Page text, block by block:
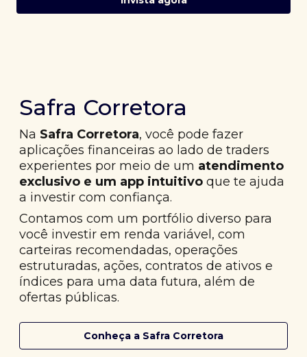
Safra Corretora
Na Safra Corretora, você pode fazer
aplicações financeiras ao lado de traders
experientes por meio de um atendimento
exclusivo e um app intuitivo que te ajuda
a investir com confiança.
Contamos com um portfólio diverso para
você investir em renda variável, com
carteiras recomendadas, operações
estruturadas, ações, contratos de ativos e
índices para uma data futura, além de
ofertas públicas.
Conheça a Safra Corretora